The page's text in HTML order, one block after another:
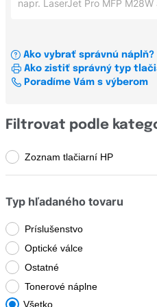
Xerox
Konfigurátor štítkov a pásiek
Všetci výrobcovia
Brady
Canon
Casio
Dell
Develop
Epson
Color InkJet
Všetky rady
BP
Color InkJet
Color Laser
HP LaserJet P1102
HP LaserJet M1132 mfp
HP LaserJet 1020
Ako vybrať správnú náplň?
Ako zistiť správný typ
Poradíme Vám s výberom
Filtrovat podle
Zoznam tlačiarní HP
Typ hľadaného tovaru
Príslušenstvo
Optické válce
Ostatné
Tonerové náplne
Všetko